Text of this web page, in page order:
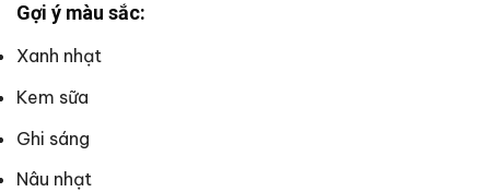
Gợi ý màu sắc:
Xanh nhạt
Kem sữa
Ghi sáng
Nâu nhạt